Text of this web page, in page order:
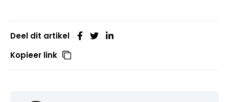
Deel dit artikel
Kopieer link